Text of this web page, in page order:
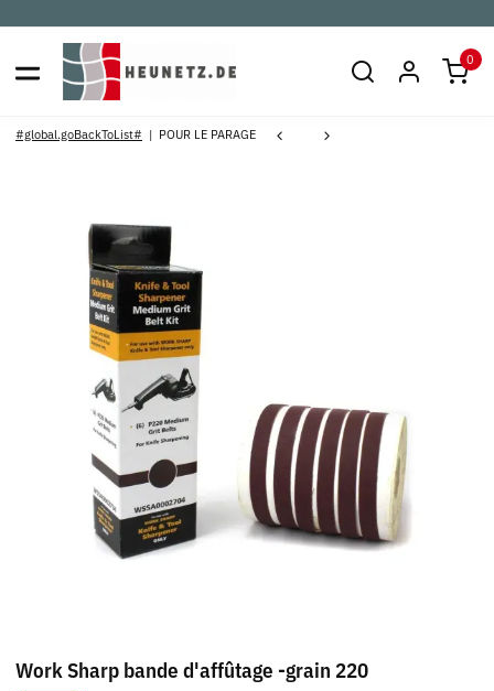
0
#global.goBackToList# POUR LE PARAGE
Work Sharp bande d'affûtage -grain 220